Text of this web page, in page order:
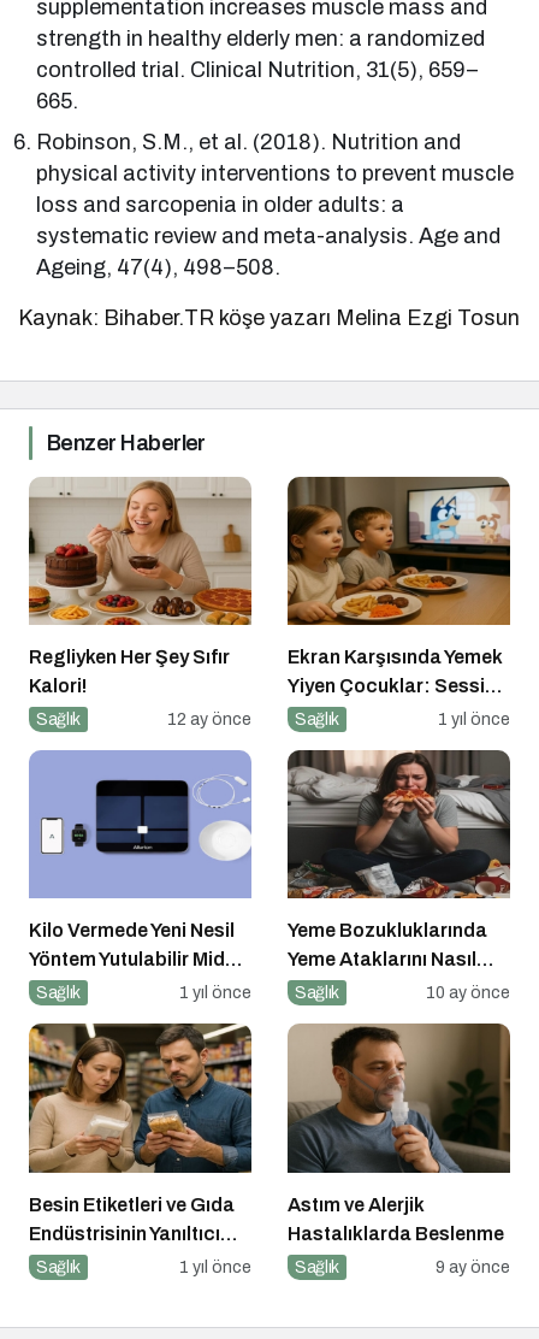
supplementation increases muscle mass and
strength in healthy elderly men: a randomized
controlled trial. Clinical Nutrition, 31(5), 659–
665.
Robinson, S.M., et al. (2018). Nutrition and
physical activity interventions to prevent muscle
loss and sarcopenia in older adults: a
systematic review and meta-analysis. Age and
Ageing, 47(4), 498–508.
Kaynak: Bihaber.TR köşe yazarı Melina Ezgi Tosun
Benzer Haberler
Regliyken Her Şey Sıfır
Kalori!
Sağlık 12 ay önce
Ekran Karşısında Yemek
Yiyen Çocuklar: Sessiz
Tehlike
Sağlık 1 yıl önce
Kilo Vermede Yeni Nesil
Yöntem Yutulabilir Mide
Balonu ile Ameliyatsız
Çözüm
Sağlık 1 yıl önce
Yeme Bozukluklarında
Yeme Ataklarını Nasıl
Engellerim?
Sağlık 10 ay önce
Besin Etiketleri ve Gıda
Endüstrisinin Yanıltıcı
Stratejileri
Sağlık 1 yıl önce
Astım ve Alerjik
Hastalıklarda Beslenme
Sağlık 9 ay önce